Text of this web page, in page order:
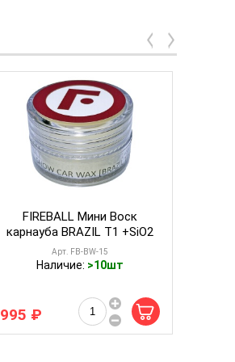
FIREBALL Мини Воск
карнауба BRAZIL T1 +SiO2
15мл
Арт. FB-BW-15
Наличие: >10шт
995 ₽